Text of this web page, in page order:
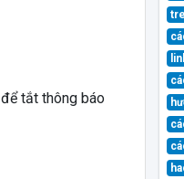
để tắt thông báo